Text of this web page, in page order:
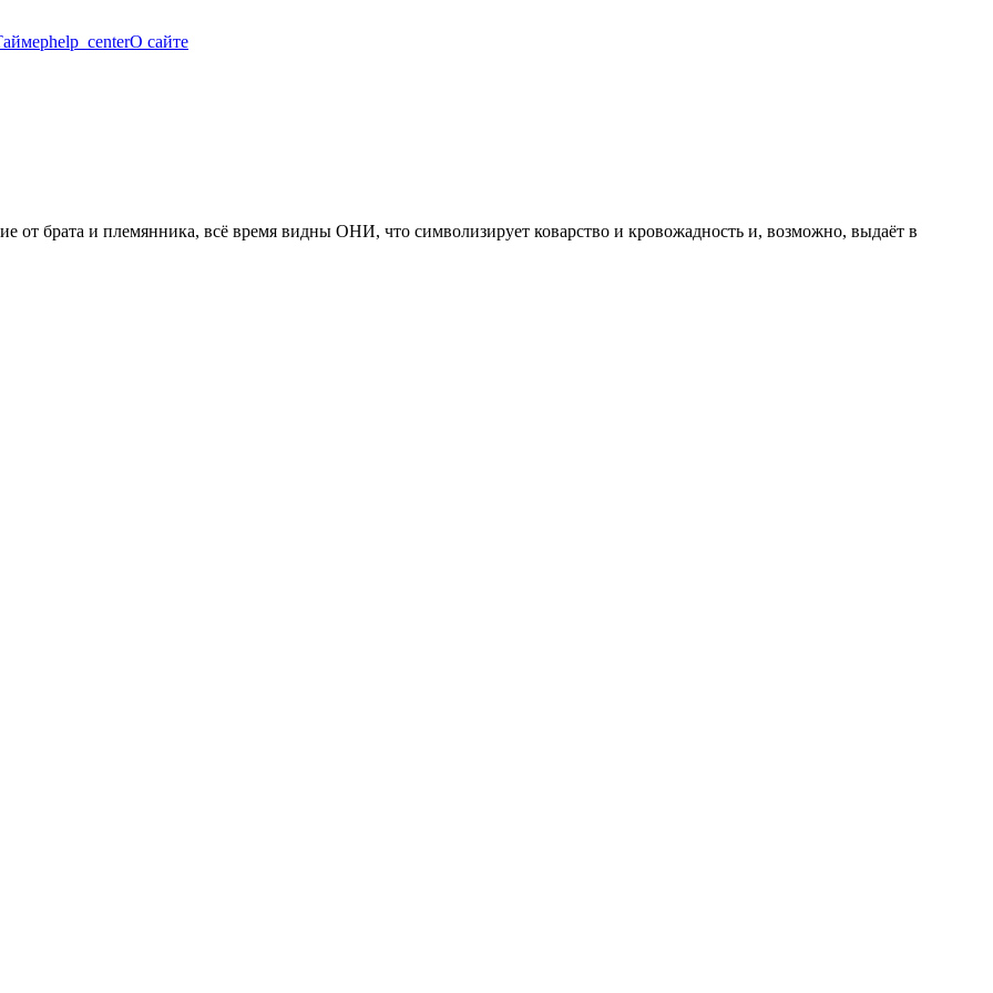
help_centerО сайте
от брата и племянника, всё время видны ОНИ, что символизирует коварство и кровожадность и, возможно, выдаёт в